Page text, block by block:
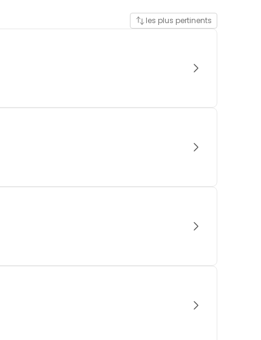
les plus pertinents